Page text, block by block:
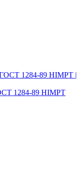
1284-89 HIMPT